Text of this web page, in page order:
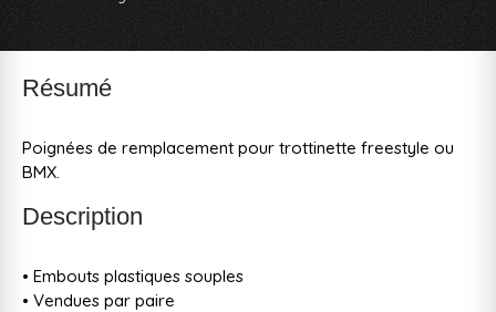
Résumé
Poignées de remplacement pour trottinette freestyle ou
BMX.
Description
• Embouts plastiques souples
• Vendues par paire